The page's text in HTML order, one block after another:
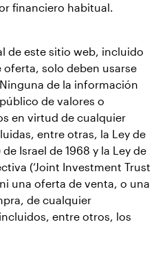
financiero habitual.
de este sitio web, incluido
solo deben usarse
de la información
de valores o
en virtud de cualquier
entre otras, la Ley de
de Israel de 1968 y la Ley de
(‘Joint Investment Trust
una oferta de venta, o una
de cualquier
entre otros, los